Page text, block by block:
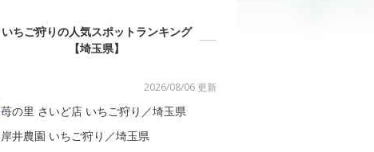
いちご狩りの人気スポットランキング
【埼玉県】
2026/08/06 更新
苺の里 さいど店 いちご狩り／埼玉県
岸井農園 いちご狩り／埼玉県